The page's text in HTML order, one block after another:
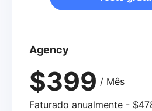
Agency
$399 / Mês
Faturado anualmente -